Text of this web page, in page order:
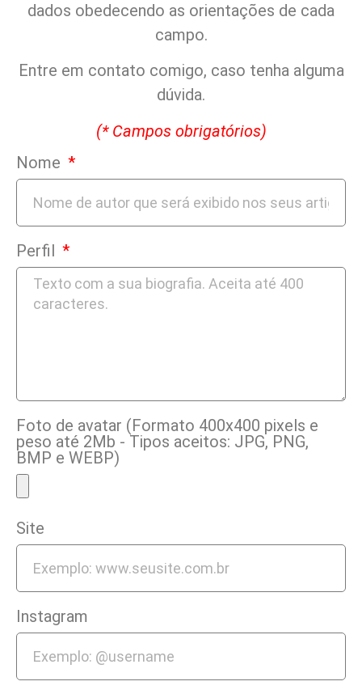
dados obedecendo as orientações de cada
campo.
Entre em contato comigo, caso tenha alguma
dúvida.
(* Campos obrigatórios)
Nome
Perfil
Foto de avatar (Formato 400x400 pixels e
peso até 2Mb - Tipos aceitos: JPG, PNG,
BMP e WEBP)
Site
Instagram